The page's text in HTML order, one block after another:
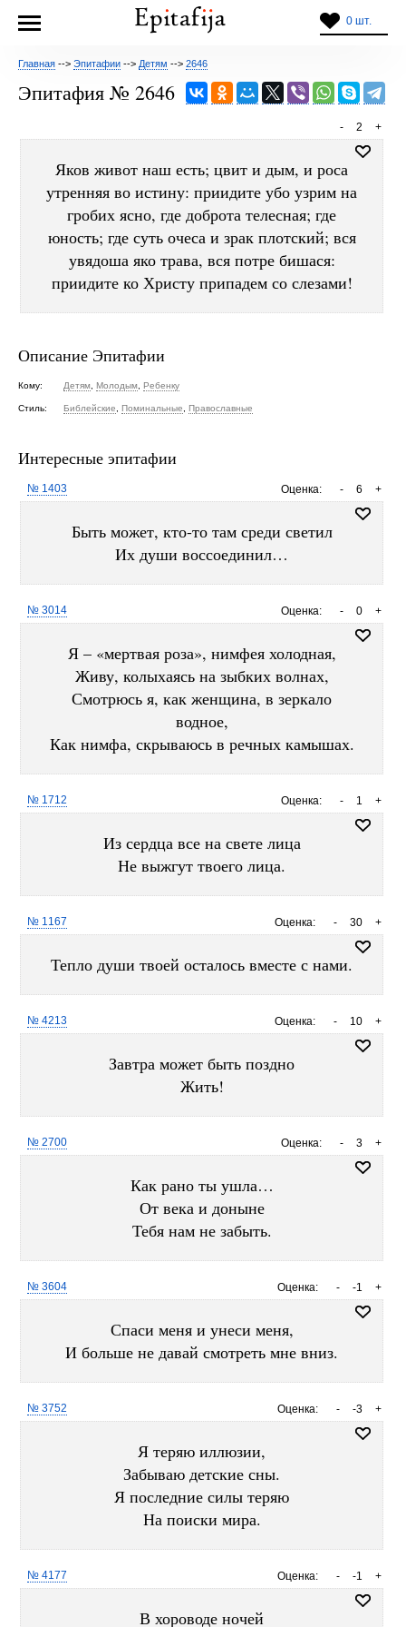
0 шт.
Главная --> Эпитафии --> Детям --> 2646
Эпитафия № 2646
+
2
-
Яков живот наш есть; цвит и дым, и роса
утренняя во истину: приидите убо узрим на
гробих ясно, где доброта телесная; где
юность; где суть очеса и зрак плотский; вся
увядоша яко трава, вся потре бишася:
приидите ко Христу припадем со слезами!
Описание Эпитафии
Кому: Детям Молодым Ребенку
Стиль: Библейские Поминальные Православные
Интересные эпитафии
Оценка: +
6
-
№ 1403
Быть может, кто-то там среди светил
Их души воссоединил…
Оценка: +
0
-
№ 3014
Я – «мертвая роза», нимфея холодная,
Живу, колыхаясь на зыбких волнах,
Смотрюсь я, как женщина, в зеркало
водное,
Как нимфа, скрываюсь в речных камышах.
Оценка: +
1
-
№ 1712
Из сердца все на свете лица
Не выжгут твоего лица.
Оценка: +
30
-
№ 1167
Тепло души твоей осталось вместе с нами.
Оценка: +
10
-
№ 4213
Завтра может быть поздно
Жить!
Оценка: +
3
-
№ 2700
Как рано ты ушла…
От века и доныне
Тебя нам не забыть.
Оценка: +
-1
-
№ 3604
Спаси меня и унеси меня,
И больше не давай смотреть мне вниз.
Оценка: +
-3
-
№ 3752
Я теряю иллюзии,
Забываю детские сны.
Я последние силы теряю
На поиски мира.
Оценка: +
-1
-
№ 4177
В хороводе ночей